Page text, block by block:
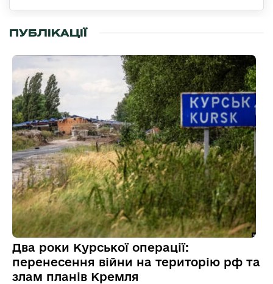
ПУБЛІКАЦІЇ
Два роки Курської операції:
перенесення війни на територію рф та
злам планів Кремля